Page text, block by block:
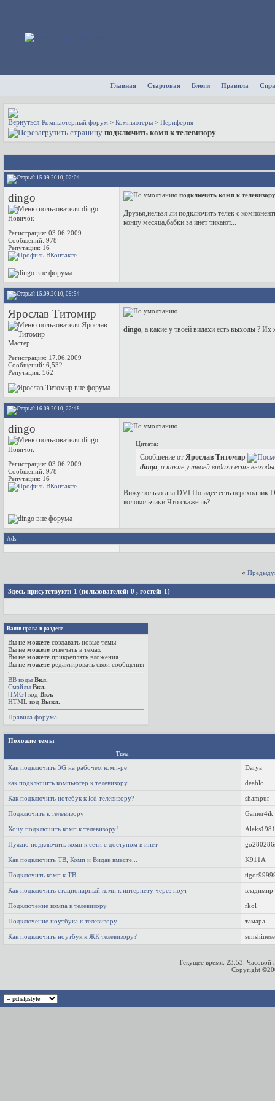
Главная Стартовая Блоги Правила
Компьютерный форум > Компьютеры > Периферия
подключить комп к телевизору
15.09.2010, 02:04
dingo
Новичок
Регистрация: 03.06.2009
Сообщений: 978
Репутация: 16
подключить комп к телевизору
Друзья,нельзя ли подключить телек с
концу месяца,бабки за инет тикают...
15.09.2010, 09:54
Ярослав Титомир
Мастер
Регистрация: 17.06.2009
Сообщений: 6,532
Репутация: 562
dingo, а какие у твоей видахи есть выходы ?
16.09.2010, 22:48
dingo
Новичок
Регистрация: 03.06.2009
Сообщений: 978
Репутация: 16
Цитата:
Сообщение от Ярослав Титомир
dingo, а какие у твоей видахи есть
Вижу только два DVI.По идее есть переходник
колокольчики.Что скажешь?
Ads
«
Здесь присутствуют: 1 (пользователей: 0 , гостей: 1)
Ваши права в разделе
Вы не можете создавать новые темы
Вы не можете отвечать в темах
Вы не можете прикреплять вложения
Вы не можете редактировать свои сообщения
BB коды Вкл.
Смайлы Вкл.
[IMG] код Вкл.
HTML код Выкл.
Правила форума
Похожие темы
Тема
Как подключить 3G на рабочем комп-ре Darya
как подключить компьютер к телевизору deablo
Как подключить нотебук к lcd телевизору? shampur
Подключить к телевизору Gamer4ik
Хочу подключить комп к телевизору! Aleks1981
Нужно подключить комп к сети с доступом в инет
Как подключить ТВ, Комп и Видак вместе... K911A
Подключить комп к ТВ
Как подключить стационарный комп к интернету через ноут
Подключение компа к телевизору rkol
Подключение ноутбука к телевизору тамара
Как подключить ноутбук к ЖК телевизору?
Текущее время: 23:53 .
Copyright